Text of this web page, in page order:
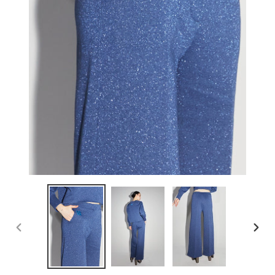
DIAPOSITIVE
PRÉCÉDENTE